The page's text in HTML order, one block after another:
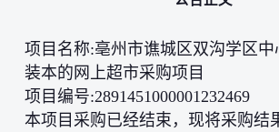
项目名称:亳州市谯城区双沟学区
装本的网上超市采购项目
项目编号:2891451000001232469
本项目采购已经结束，现将采购结